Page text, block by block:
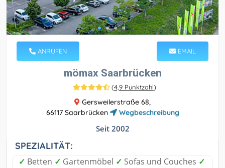
ANRUFEN EMAIL
mömax Saarbrücken
(4,9 Punktzahl)
Gersweilerstraße 68,
66117 Saarbrücken
Wegbeschreibung
Seit 2002
SPEZIALITÄT:
✓ Betten ✓ Gartenmöbel ✓ Sofas und Couches ✓